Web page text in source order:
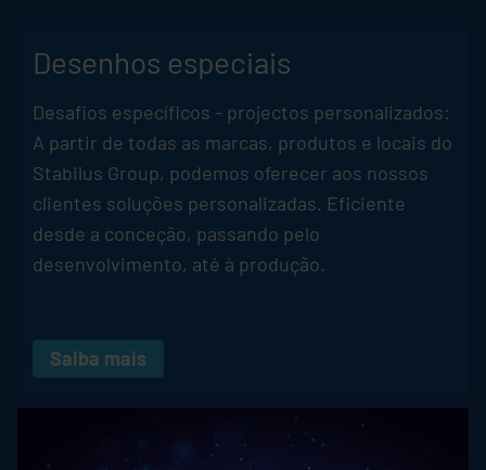
Desenhos especiais
Desafios específicos - projectos personalizados:
A partir de todas as marcas, produtos e locais do
Stabilus Group, podemos oferecer aos nossos
clientes soluções personalizadas. Eficiente
desde a conceção, passando pelo
desenvolvimento, até à produção.
Saiba mais